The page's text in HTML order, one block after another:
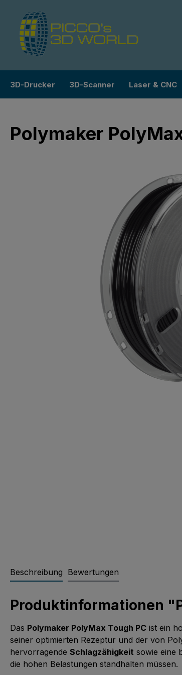
Hauptinhalt springen
Zur Suche springen
Zur Hauptnavigation springen
3D-Drucker 3D-Scanner Laser & CNC
Polymaker
Beschreibung Bewertungen
Produktinformationen
Das Polymaker PolyMax Tough PC ist ein
seiner optimierten Rezeptur und der von
hervorragende Schlagzähigkeit sowie eine
die hohen Belastungen standhalten müssen.